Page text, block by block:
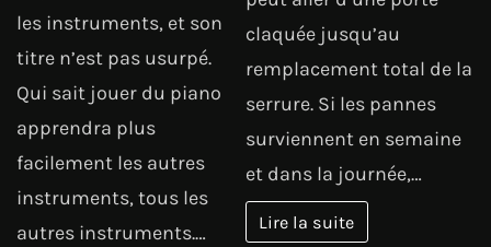
les instruments, et son
titre n’est pas usurpé.
Qui sait jouer du piano
apprendra plus
facilement les autres
instruments, tous les
autres instruments.…
claquée jusqu’au
remplacement total de la
serrure. Si les pannes
surviennent en semaine
et dans la journée,…
Lire la suite